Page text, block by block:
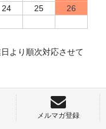
24 25
26
より順次対応させて
メルマガ登録